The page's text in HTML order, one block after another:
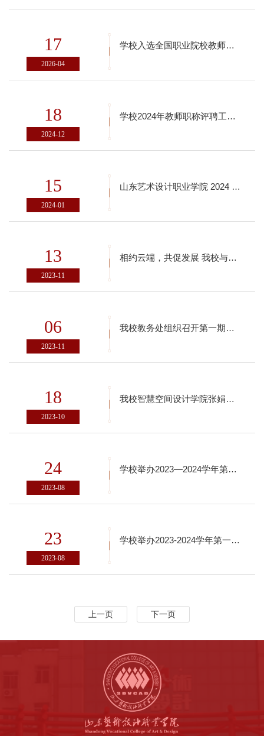
17
2026-04
学校入选全国职业院校教师创新发展联盟文化艺术领域共同体理事单位
18
2024-12
学校2024年教师职称评聘工作圆满结束
15
2024-01
山东艺术设计职业学院 2024 年专升本考试建档立卡家庭考生名单公示
13
2023-11
相约云端，共促发展 我校与西班牙瓦伦西亚理工大学举行线上交流会
06
2023-11
我校教务处组织召开第一期新进教师教学工作座谈会
18
2023-10
我校智慧空间设计学院张娟副教授参编教材被列入国家职业教育规划教材
24
2023-08
学校举办2023—2024学年第一学期首轮课程教师说课活动
23
2023-08
学校举办2023-2024学年第一学期首轮课程教师说课活动
上一页 下一页